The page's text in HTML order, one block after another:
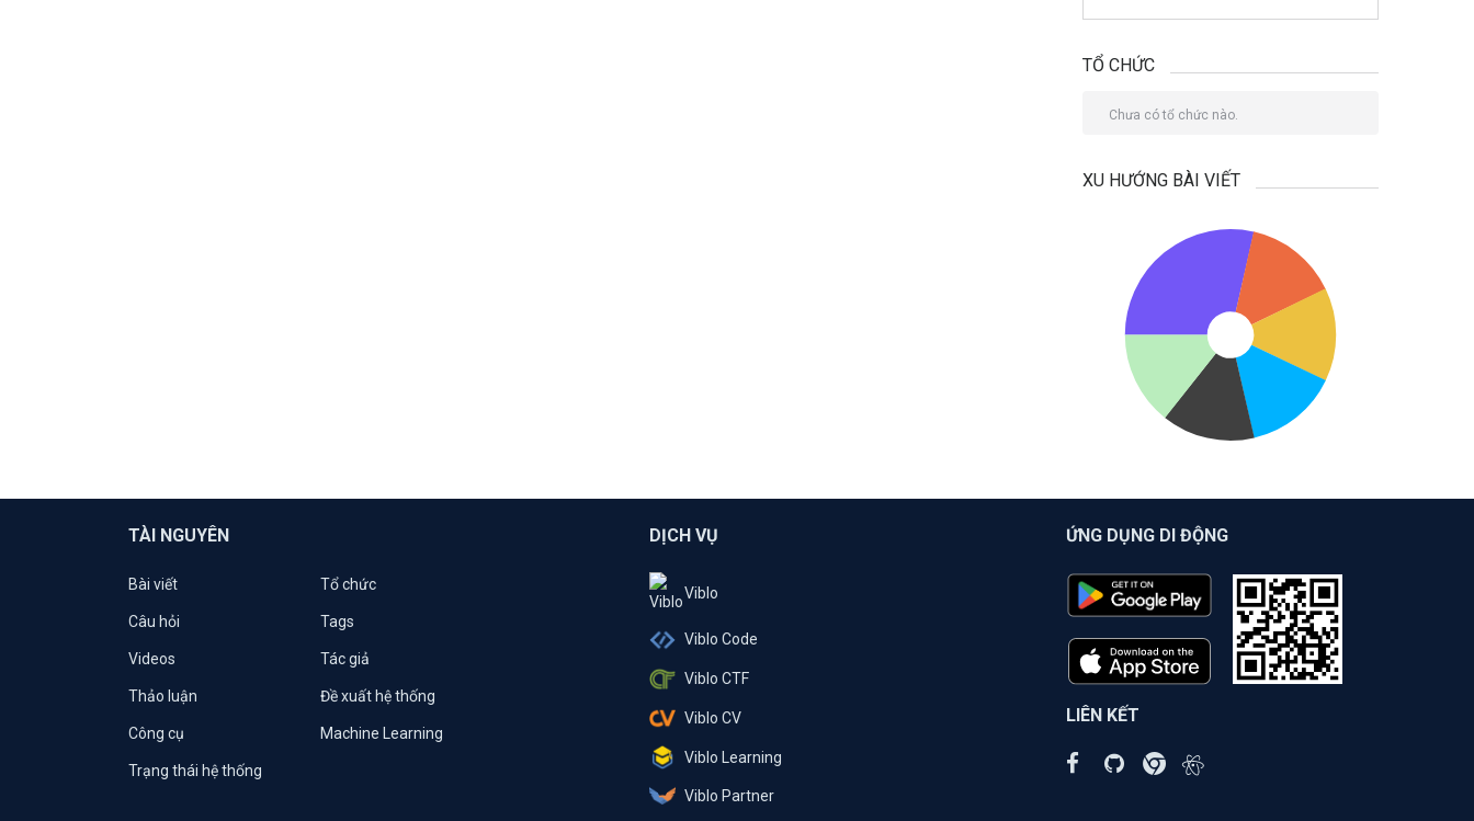
TỔ CHỨC
Chưa có tổ chức nào.
XU HƯỚNG BÀI VIẾT
TÀI NGUYÊN
Bài viết Tổ chức
Câu hỏi Tags
Videos Tác giả
Thảo luận Đề xuất hệ thống
Công cụ Machine Learning
Trạng thái hệ thống
DỊCH VỤ
Viblo
Viblo Code
Viblo CTF
Viblo CV
Viblo Learning
Viblo Partner
ỨNG DỤNG DI ĐỘNG
LIÊN KẾT